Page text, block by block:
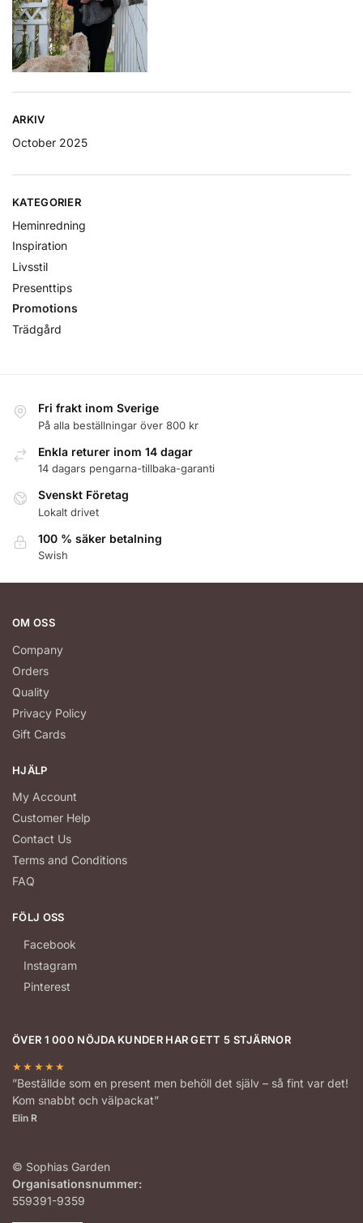
ARKIV
October 2025
KATEGORIER
Heminredning
Inspiration
Livsstil
Presenttips
Promotions
Trädgård
Fri frakt inom Sverige
På alla beställningar över 800 kr
Enkla returer inom 14 dagar
14 dagars pengarna-tillbaka-garanti
Svenskt Företag
Lokalt drivet
100 % säker betalning
Swish
OM OSS
Company
Orders
Quality
Privacy Policy
Gift Cards
HJÄLP
My Account
Customer Help
Contact Us
Terms and Conditions
FAQ
FÖLJ OSS
Facebook
Instagram
Pinterest
ÖVER 1 000 NÖJDA KUNDER HAR GETT 5 STJÄRNOR
★★★★★
”Beställde som en present men behöll det själv – så fint var det!
Kom snabbt och välpackat”
Elin R
© Sophias Garden
Organisationsnummer:
559391-9359